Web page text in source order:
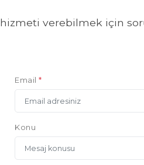
verebilmek için
Email*
Konu